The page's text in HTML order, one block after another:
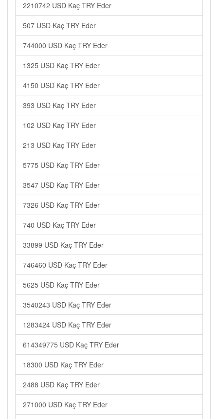
2210742 USD Kaç TRY Eder
507 USD Kaç TRY Eder
744000 USD Kaç TRY Eder
1325 USD Kaç TRY Eder
4150 USD Kaç TRY Eder
393 USD Kaç TRY Eder
102 USD Kaç TRY Eder
213 USD Kaç TRY Eder
5775 USD Kaç TRY Eder
3547 USD Kaç TRY Eder
7326 USD Kaç TRY Eder
740 USD Kaç TRY Eder
33899 USD Kaç TRY Eder
746460 USD Kaç TRY Eder
5625 USD Kaç TRY Eder
3540243 USD Kaç TRY Eder
1283424 USD Kaç TRY Eder
614349775 USD Kaç TRY Eder
18300 USD Kaç TRY Eder
2488 USD Kaç TRY Eder
271000 USD Kaç TRY Eder